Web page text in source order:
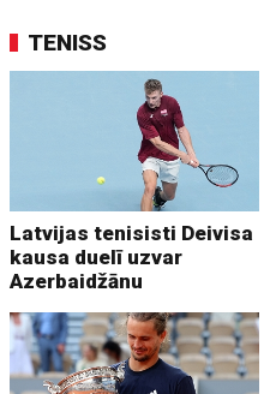
TENISS
Latvijas tenisisti Deivisa
kausa duelī uzvar
Azerbaidžānu